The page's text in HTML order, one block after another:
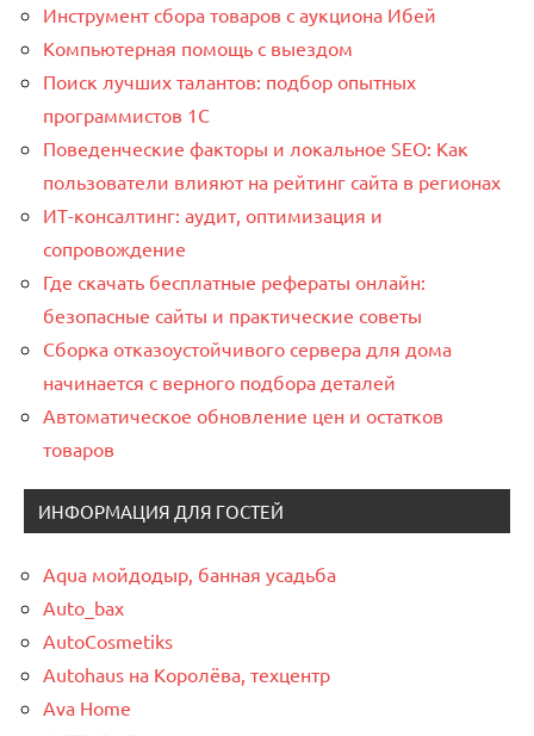
Инструмент сбора товаров с аукциона Ибей
Компьютерная помощь с выездом
Поиск лучших талантов: подбор опытных
программистов 1C
Поведенческие факторы и локальное SEO: Как
пользователи влияют на рейтинг сайта в регионах
ИТ-консалтинг: аудит, оптимизация и
сопровождение
Где скачать бесплатные рефераты онлайн:
безопасные сайты и практические советы
Сборка отказоустойчивого сервера для дома
начинается с верного подбора деталей
Автоматическое обновление цен и остатков
товаров
ИНФОРМАЦИЯ ДЛЯ ГОСТЕЙ
Aqua мойдодыр, банная усадьба
Auto_bax
AutoCosmetiks
Autohaus на Королёва, техцентр
Ava Home